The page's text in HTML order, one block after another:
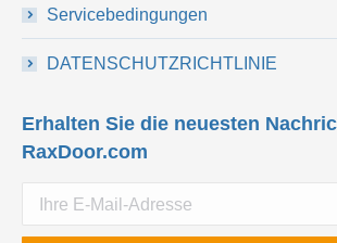
Servicebedingungen
DATENSCHUTZRICHTLINIE
Erhalten Sie die neuesten
RaxDoor.com